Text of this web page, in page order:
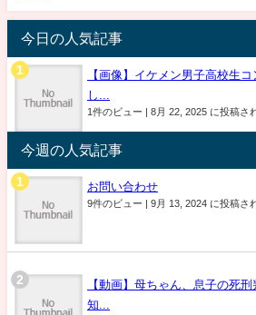
今日の人気記事
【画像】イケメン男子高校生
し...
1件のビュー | 8月 22, 2025 に投稿さ
今週の人気記事
お問い合わせ
9件のビュー | 9月 13, 2024 に投稿さ
【動画】母ちゃん、息子の死
知...